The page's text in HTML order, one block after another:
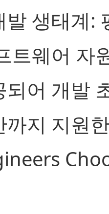
발 생태계:
트웨어 자
되어 개발
까지 지원